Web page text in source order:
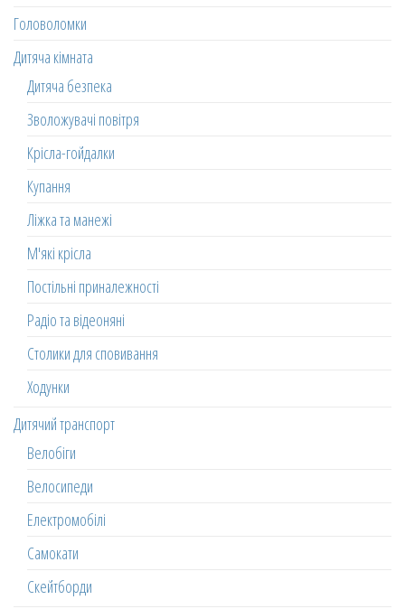
Головоломки
Дитяча кімната
Дитяча безпека
Зволожувачі повітря
Крісла-гойдалки
Купання
Ліжка та манежі
М'які крісла
Постільні приналежності
Радіо та відеоняні
Столики для сповивання
Ходунки
Дитячий транспорт
Велобіги
Велосипеди
Електромобілі
Самокати
Скейтборди